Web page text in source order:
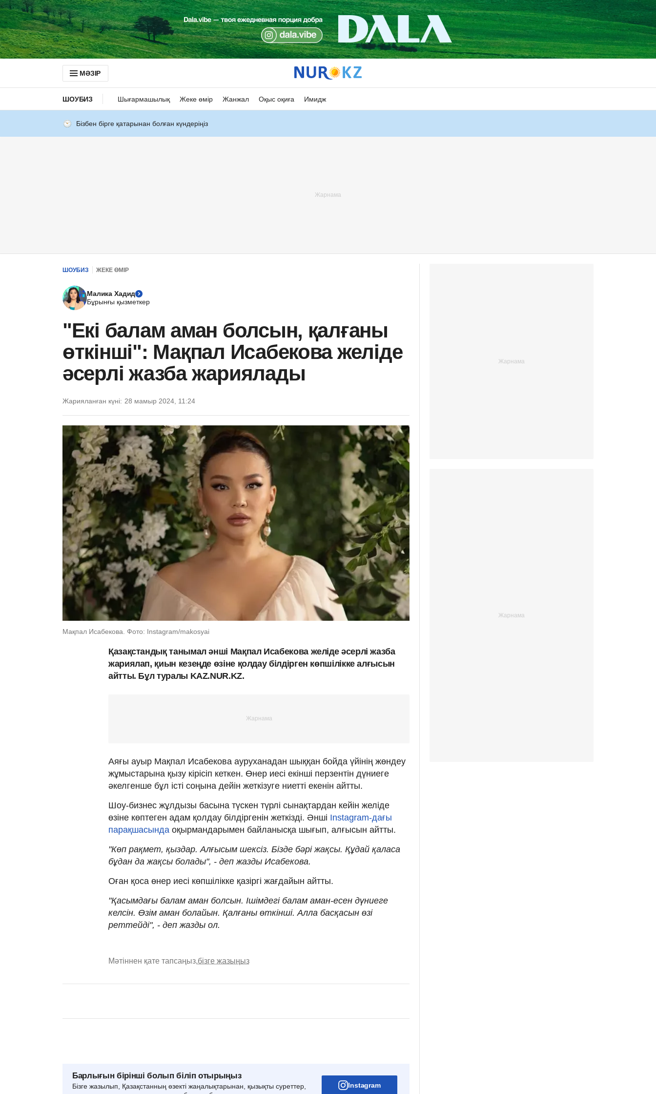
МӘЗІР
ШОУБИЗ Шығармашылық Жеке өмір Жанжал Оқыс оқиға Имидж
Бізбен бірге қатарынан болған күндеріңіз
ШОУБИЗ ЖЕКЕ ӨМІР
Малика Хадид
Бұрынғы қызметкер
"Екі балам аман болсын, қалғаны
өткінші": Мақпал Исабекова желіде
әсерлі жазба жариялады
Жарияланған күні: 28 мамыр 2024, 11:24
Мақпал Исабекова. Фото: Instagram/makosyai
Қазақстандық танымал әнші Мақпал Исабекова желіде әсерлі жазба
жариялап, қиын кезеңде өзіне қолдау білдірген көпшілікке алғысын
айтты. Бұл туралы KAZ.NUR.KZ.
Аяғы ауыр Мақпал Исабекова ауруханадан шыққан бойда үйінің жөндеу
жұмыстарына қызу кірісіп кеткен. Өнер иесі екінші перзентін дүниеге
әкелгенше бұл істі соңына дейін жеткізуге ниетті екенін айтты.
Шоу-бизнес жұлдызы басына түскен түрлі сынақтардан кейін желіде
өзіне көптеген адам қолдау білдіргенін жеткізді. Әнші Instagram-дағы
парақшасында оқырмандарымен байланысқа шығып, алғысын айтты.
"Көп рақмет, қыздар. Алғысым шексіз. Бізде бәрі жақсы. Құдай қаласа
бұдан да жақсы болады", - деп жазды Исабекова.
Оған қоса өнер иесі көпшілікке қазіргі жағдайын айтты.
"Қасымдағы балам аман болсын. Ішімдегі балам аман-есен дүниеге
келсін. Өзім аман болайын. Қалғаны өткінші. Алла басқасын өзі
реттейді", - деп жазды ол.
Мәтіннен қате тапсаңыз,бізге жазыңыз
Барлығын бірінші болып біліп отырыңыз
Бізге жазылып, Қазақстанның өзекті жаңалықтарынан, қызықты суреттер,
Instagram